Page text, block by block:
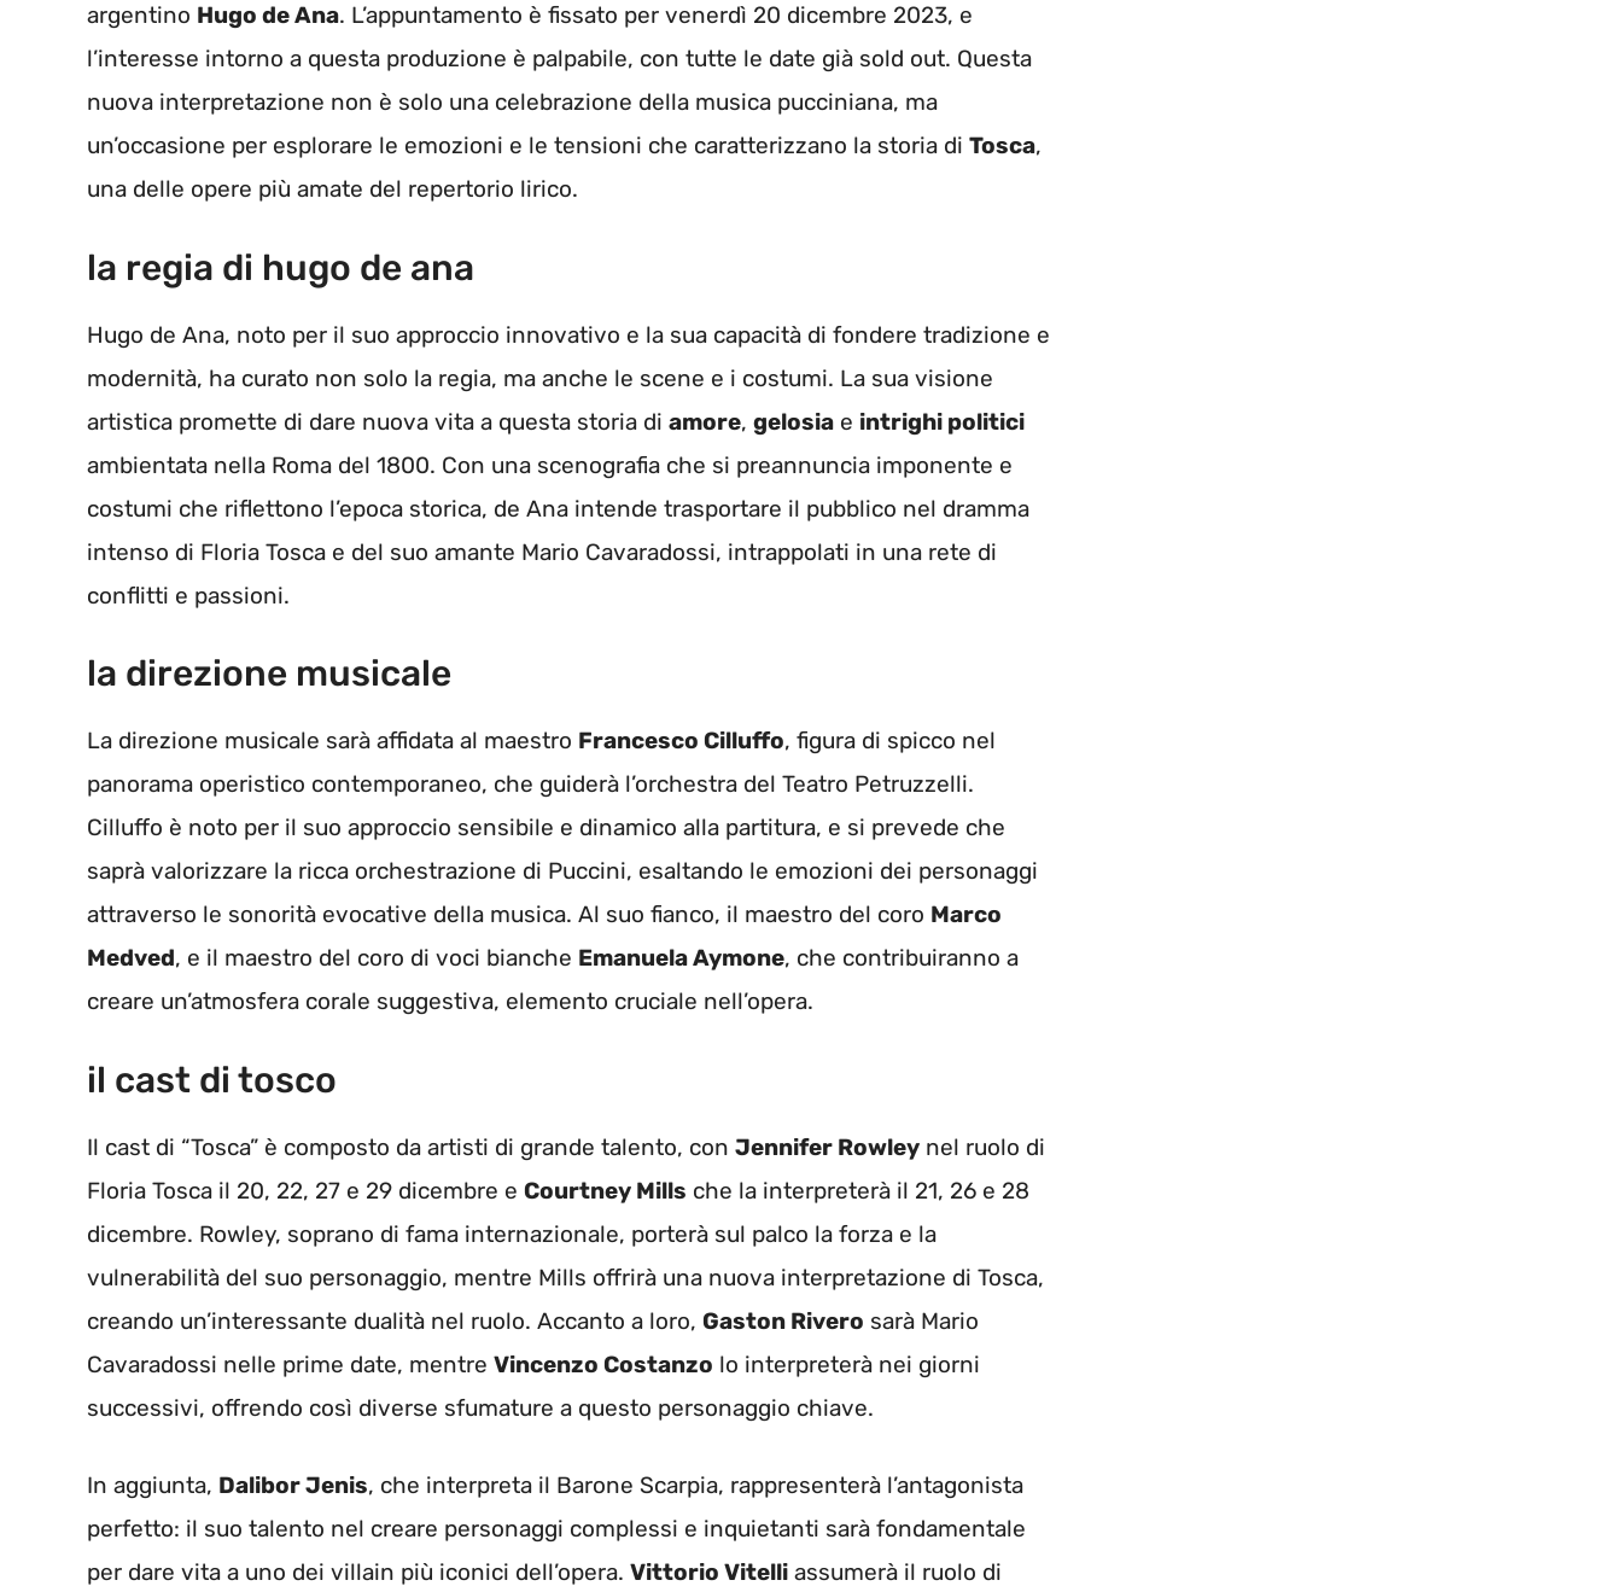
argentino Hugo de Ana. L’appuntamento è fissato per venerdì 20 dicembre 2023, e
l’interesse intorno a questa produzione è palpabile, con tutte le date già sold out. Questa
nuova interpretazione non è solo una celebrazione della musica pucciniana, ma
un’occasione per esplorare le emozioni e le tensioni che caratterizzano la storia di Tosca,
una delle opere più amate del repertorio lirico.
la regia di hugo de ana
Hugo de Ana, noto per il suo approccio innovativo e la sua capacità di fondere tradizione e
modernità, ha curato non solo la regia, ma anche le scene e i costumi. La sua visione
artistica promette di dare nuova vita a questa storia di amore, gelosia e intrighi politici
ambientata nella Roma del 1800. Con una scenografia che si preannuncia imponente e
costumi che riflettono l’epoca storica, de Ana intende trasportare il pubblico nel dramma
intenso di Floria Tosca e del suo amante Mario Cavaradossi, intrappolati in una rete di
conflitti e passioni.
la direzione musicale
La direzione musicale sarà affidata al maestro Francesco Cilluffo, figura di spicco nel
panorama operistico contemporaneo, che guiderà l’orchestra del Teatro Petruzzelli.
Cilluffo è noto per il suo approccio sensibile e dinamico alla partitura, e si prevede che
saprà valorizzare la ricca orchestrazione di Puccini, esaltando le emozioni dei personaggi
attraverso le sonorità evocative della musica. Al suo fianco, il maestro del coro Marco
Medved, e il maestro del coro di voci bianche Emanuela Aymone, che contribuiranno a
creare un’atmosfera corale suggestiva, elemento cruciale nell’opera.
il cast di tosco
Il cast di “Tosca” è composto da artisti di grande talento, con Jennifer Rowley nel ruolo di
Floria Tosca il 20, 22, 27 e 29 dicembre e Courtney Mills che la interpreterà il 21, 26 e 28
dicembre. Rowley, soprano di fama internazionale, porterà sul palco la forza e la
vulnerabilità del suo personaggio, mentre Mills offrirà una nuova interpretazione di Tosca,
creando un’interessante dualità nel ruolo. Accanto a loro, Gaston Rivero sarà Mario
Cavaradossi nelle prime date, mentre Vincenzo Costanzo lo interpreterà nei giorni
successivi, offrendo così diverse sfumature a questo personaggio chiave.
In aggiunta, Dalibor Jenis, che interpreta il Barone Scarpia, rappresenterà l’antagonista
perfetto: il suo talento nel creare personaggi complessi e inquietanti sarà fondamentale
per dare vita a uno dei villain più iconici dell’opera. Vittorio Vitelli assumerà il ruolo di